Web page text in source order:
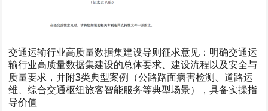
交通运输行业高质量数据集建设导则征求意见：明确交通运
输行业高质量数据集建设的总体要求、建设流程以及安全与
质量要求，并附3类典型案例（公路路面病害检测、道路运
维、综合交通枢纽旅客智能服务等典型场景），具备实操指
导价值